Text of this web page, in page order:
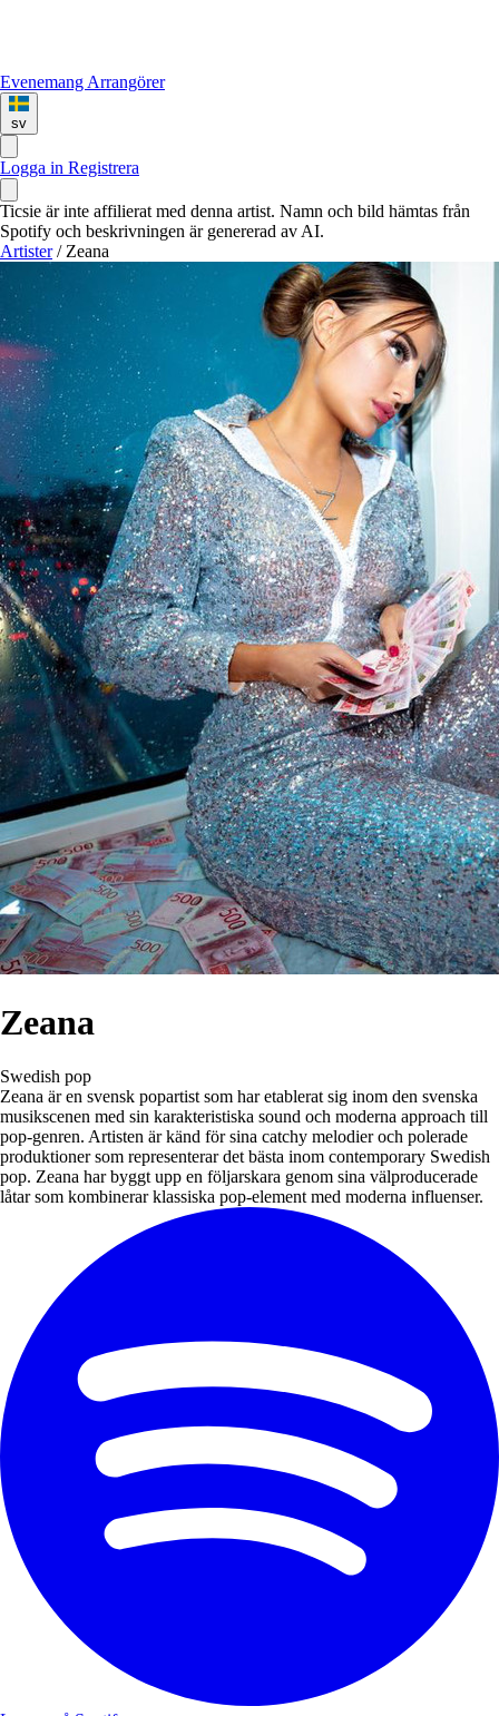
Evenemang Arrangörer
sv
Logga in Registrera
Ticsie är inte affilierat med denna artist. Namn och bild hämtas från
Spotify och beskrivningen är genererad av AI.
Artister / Zeana
Zeana
Swedish pop
Zeana är en svensk popartist som har etablerat sig inom den svenska
musikscenen med sin karakteristiska sound och moderna approach till
pop-genren. Artisten är känd för sina catchy melodier och polerade
produktioner som representerar det bästa inom contemporary Swedish
pop. Zeana har byggt upp en följarskara genom sina välproducerade
låtar som kombinerar klassiska pop-element med moderna influenser.